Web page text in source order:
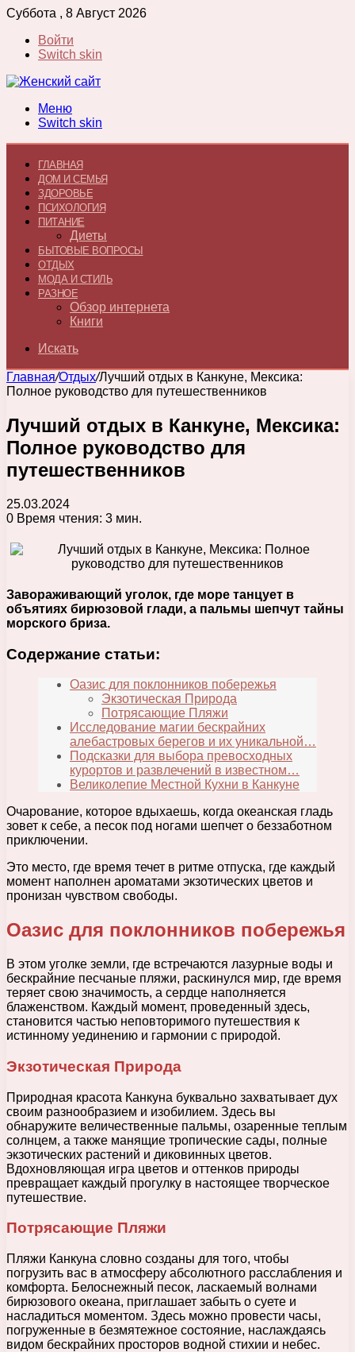
Суббота , 8 Август 2026
Войти
Switch skin
Меню
Switch skin
ГЛАВНАЯ
ДОМ И СЕМЬЯ
ЗДОРОВЬЕ
ПСИХОЛОГИЯ
ПИТАНИЕ
Диеты
БЫТОВЫЕ ВОПРОСЫ
ОТДЫХ
МОДА И СТИЛЬ
РАЗНОЕ
Обзор интернета
Книги
Искать
Главная/Отдых/Лучший отдых в Канкуне, Мексика:
Полное руководство для путешественников
Лучший отдых в Канкуне, Мексика:
Полное руководство для
путешественников
25.03.2024
0 Время чтения: 3 мин.
Завораживающий уголок, где море танцует в
объятиях бирюзовой глади, а пальмы шепчут тайны
морского бриза.
Содержание статьи:
Оазис для поклонников побережья
Экзотическая Природа
Потрясающие Пляжи
Исследование магии бескрайних
алебастровых берегов и их уникальной…
Подсказки для выбора превосходных
курортов и развлечений в известном…
Великолепие Местной Кухни в Канкуне
Очарование, которое вдыхаешь, когда океанская гладь
зовет к себе, а песок под ногами шепчет о беззаботном
приключении.
Это место, где время течет в ритме отпуска, где каждый
момент наполнен ароматами экзотических цветов и
пронизан чувством свободы.
Оазис для поклонников побережья
В этом уголке земли, где встречаются лазурные воды и
бескрайние песчаные пляжи, раскинулся мир, где время
теряет свою значимость, а сердце наполняется
блаженством. Каждый момент, проведенный здесь,
становится частью неповторимого путешествия к
истинному уединению и гармонии с природой.
Экзотическая Природа
Природная красота Канкуна буквально захватывает дух
своим разнообразием и изобилием. Здесь вы
обнаружите величественные пальмы, озаренные теплым
солнцем, а также манящие тропические сады, полные
экзотических растений и диковинных цветов.
Вдохновляющая игра цветов и оттенков природы
превращает каждый прогулку в настоящее творческое
путешествие.
Потрясающие Пляжи
Пляжи Канкуна словно созданы для того, чтобы
погрузить вас в атмосферу абсолютного расслабления и
комфорта. Белоснежный песок, ласкаемый волнами
бирюзового океана, приглашает забыть о суете и
насладиться моментом. Здесь можно провести часы,
погруженные в безмятежное состояние, наслаждаясь
видом бескрайних просторов водной стихии и небес.